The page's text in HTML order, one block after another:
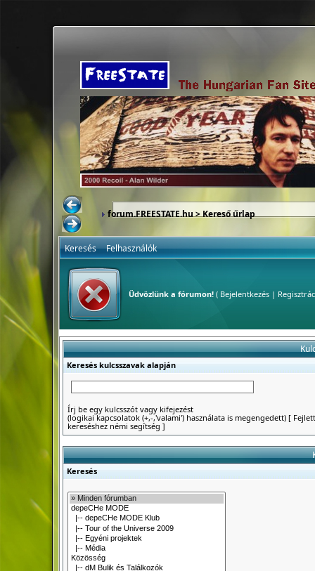
forum.FREESTATE.hu> Kereső űrlap
Keresés Felhasználók
Üdvözlünk a fórumon!( Bejelentkezés|
Keresés kulcsszavak alapján
Írj be egy kulcsszót vagy kifejezést
(logikai kapcsolatok (+,-,'valami') használata is megengedett)[
kereséshez némi segítség ]
Keresés